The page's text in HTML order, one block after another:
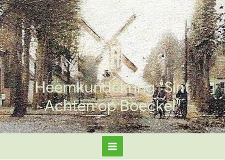
Ga
naar
de
inhoud
Heemkundekring "Sint
Achten op Boeckel"